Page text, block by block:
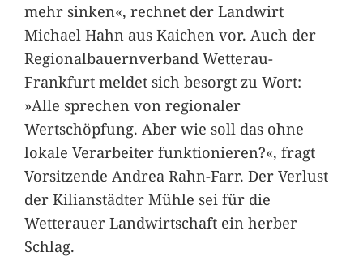
mehr sinken«, rechnet der Landwirt
Michael Hahn aus Kaichen vor. Auch der
Regionalbauernverband Wetterau-
Frankfurt meldet sich besorgt zu Wort:
»Alle sprechen von regionaler
Wertschöpfung. Aber wie soll das ohne
lokale Verarbeiter funktionieren?«, fragt
Vorsitzende Andrea Rahn-Farr. Der Verlust
der Kilianstädter Mühle sei für die
Wetterauer Landwirtschaft ein herber
Schlag.